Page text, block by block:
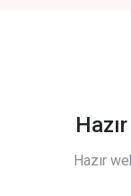
Hazır